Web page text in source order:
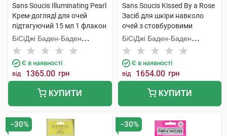
Sans Soucis Illuminating Pearl
Крем-доглядl для очей
підтягуючий 15 мл 1 флакон
БіСіДжі Баден-Баден
Косметікс Груп Гмбх
Є в наявності
від 1365.00 грн
КУПИТИ
Sans Soucis Kissed By a Rose
Засіб для шкіри навколо
очей з стовбуровими
клітинами троянди 15 мл 1
банка
БіСіДжі Баден-Баден
Косметікс Груп Гмбх
Є в наявності
від 1654.00 грн
КУПИТИ
−30% −30%